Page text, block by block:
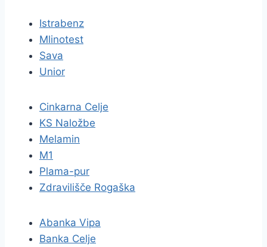
Istrabenz
Mlinotest
Sava
Unior
Cinkarna Celje
KS Naložbe
Melamin
M1
Plama-pur
Zdravilišče Rogaška
Abanka Vipa
Banka Celje